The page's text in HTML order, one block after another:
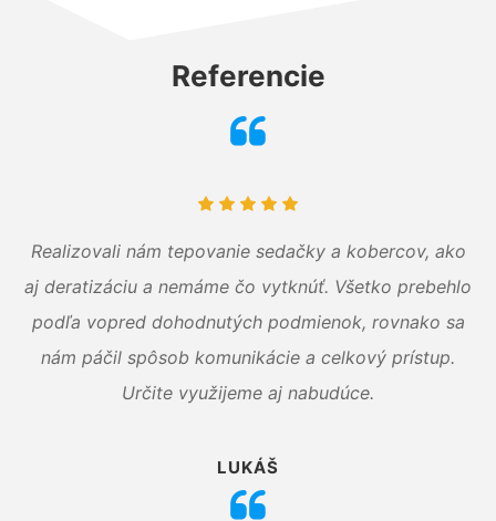
Referencie
Realizovali nám tepovanie sedačky a kobercov, ako
aj deratizáciu a nemáme čo vytknúť. Všetko prebehlo
podľa vopred dohodnutých podmienok, rovnako sa
nám páčil spôsob komunikácie a celkový prístup.
Určite využijeme aj nabudúce.
LUKÁŠ